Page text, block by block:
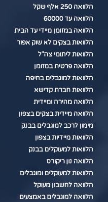
הלוואה 250 אלף שקל
הלוואה עד 60000
הלוואה במזומן מיידי עד הבית
הלוואות בצקים לא שוק אפור
הלוואות ליתומי צה"ל
הלוואה פרטית במזומן
הלוואות למוגבלים בחיפה
הלוואות חברת קדישא
הלוואה מהירה ומיידית
הלוואה מיידית בצקים בצפון
מימון לרכב למוגבלים בבנק
הלוואות מיידיות בצפון
הלוואות למעוקלים בבנק
הלוואה נון ריקורס
הלוואות למעוקלים ומוגבלים
הלוואה לחשבון מעוקל
הלוואה למוגבלים באמצעים